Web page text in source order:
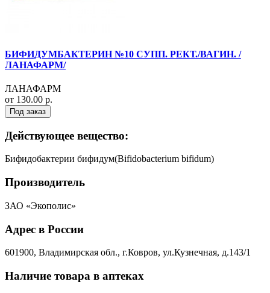
БИФИДУМБАКТЕРИН №10 СУПП. РЕКТ./ВАГИН. /
ЛАНАФАРМ/
ЛАНАФАРМ
от 130.00 р.
Под заказ
Действующее вещество:
Бифидобактерии бифидум(Bifidobacterium bifidum)
Производитель
ЗАО «Экополис»
Адрес в России
601900, Владимирская обл., г.Ковров, ул.Кузнечная, д.143/1
Наличие товара в аптеках